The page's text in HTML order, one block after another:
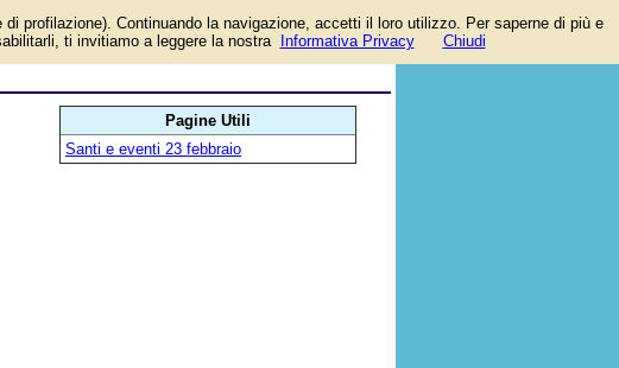
di
Pagine Utili
Santi e eventi 23 febbraio
profilazione). Continuando la navigazione, accetti il loro utilizzo. Per saperne di più e
ti invitiamo a leggere la nostra
Informativa Privacy Chiudi